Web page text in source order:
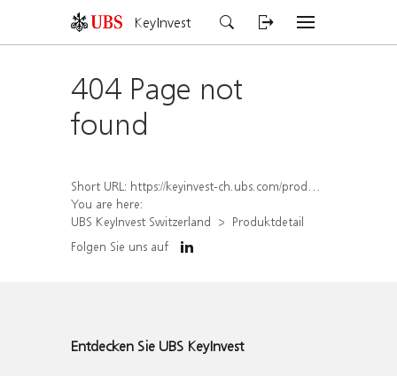
KeyInvest
404 Page not
found
Short URL: https://keyinvest-ch.ubs.com/produkt/detail/index/isin/CH1577913473
You are here:
UBS KeyInvest Switzerland
Produktdetail
Folgen Sie uns auf
Entdecken Sie UBS KeyInvest